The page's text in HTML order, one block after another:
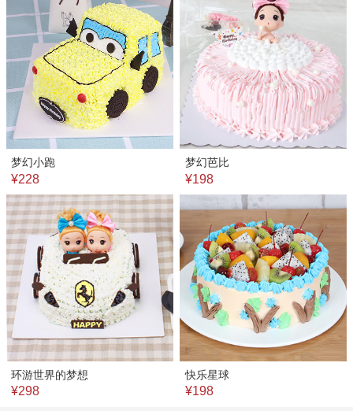
梦幻小跑
¥228
梦幻芭比
¥198
环游世界的梦想
¥298
快乐星球
¥198